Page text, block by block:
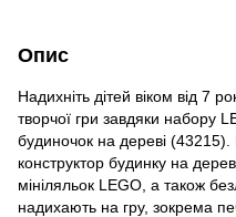
Опис
Надихніть дітей віком від 7
творчої гри завдяки набору
будиночок на дереві (43215).
конструктор будинку на
мініляльок LEGO, а також
надихають на гру, зокрема